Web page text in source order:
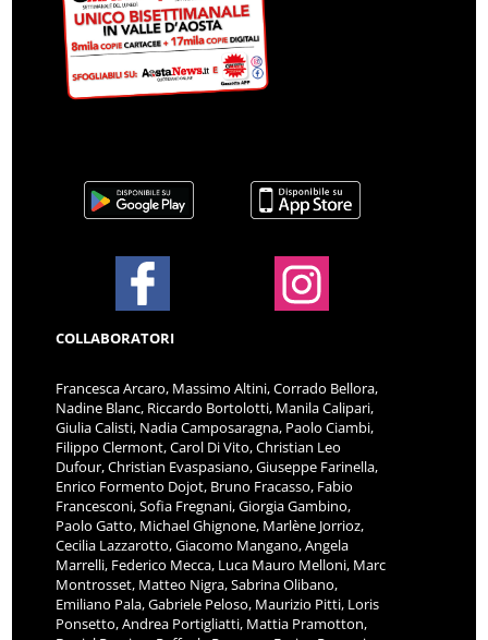
COLLABORATORI
Francesca Arcaro, Massimo Altini, Corrado Bellora,
Nadine Blanc, Riccardo Bortolotti, Manila Calipari,
Giulia Calisti, Nadia Camposaragna, Paolo Ciambi,
Filippo Clermont, Carol Di Vito, Christian Leo
Dufour, Christian Evaspasiano, Giuseppe Farinella,
Enrico Formento Dojot, Bruno Fracasso, Fabio
Francesconi, Sofia Fregnani, Giorgia Gambino,
Paolo Gatto, Michael Ghignone, Marlène Jorrioz,
Cecilia Lazzarotto, Giacomo Mangano, Angela
Marrelli, Federico Mecca, Luca Mauro Melloni, Marc
Montrosset, Matteo Nigra, Sabrina Olibano,
Emiliano Pala, Gabriele Peloso, Maurizio Pitti, Loris
Ponsetto, Andrea Portigliatti, Mattia Pramotton,